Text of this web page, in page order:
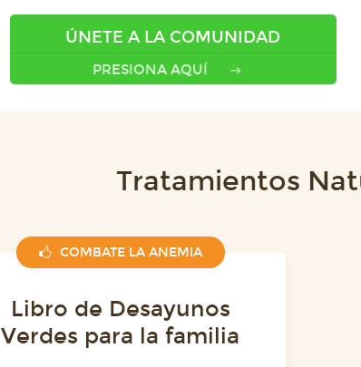
ÚNETE A LA COMUNIDAD
PRESIONA AQUÍ
Tratamientos
COMBATE LA ANEMIA
Libro de Desayunos
Verdes para la familia